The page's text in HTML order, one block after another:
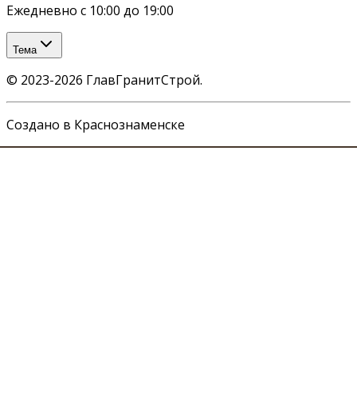
Ежедневно с 10:00 до 19:00
Тема
© 2023-2026 ГлавГранитСтрой.
Создано в Краснознаменске